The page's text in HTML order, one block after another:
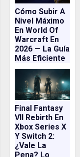
Cómo Subir A
Nivel Máximo
En World Of
Warcraft En
2026 — La Guía
Más Eficiente
Final Fantasy
VII Rebirth En
Xbox Series X
Y Switch 2:
¿vale La
Pena? Lo